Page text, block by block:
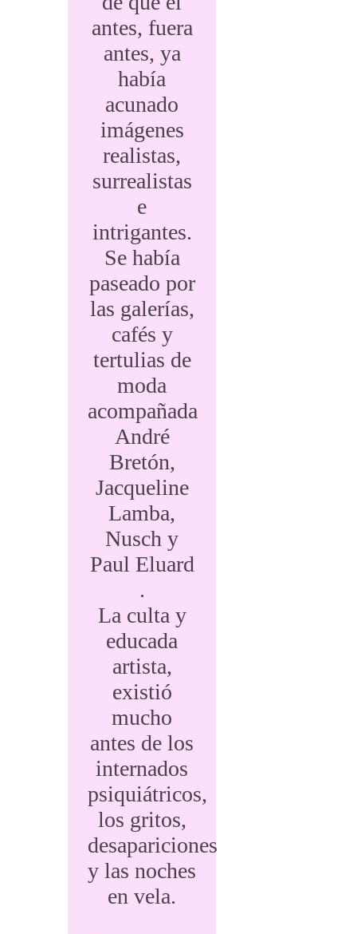
antes, fuera
antes, ya
había
acunado
imágenes
realistas,
surrealistas
e
intrigantes.
Se había
paseado por
las galerías,
cafés y
tertulias de
moda
acompañada
André
Bretón,
Jacqueline
Lamba,
Nusch y
Paul Eluard
.
La culta y
educada
artista,
existió
mucho
antes de los
internados
psiquiátricos,
los gritos,
desapariciones
y las noches
en vela.